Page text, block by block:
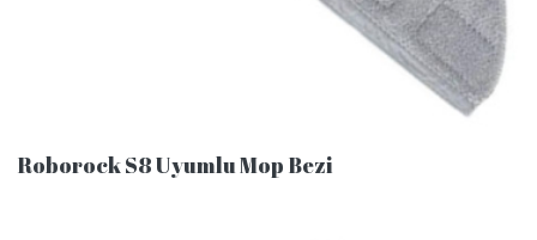
Roborock S8 Uyumlu Mop Bezi